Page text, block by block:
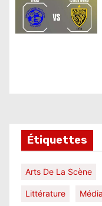
Étiquettes
Arts De La Scène
Littérature